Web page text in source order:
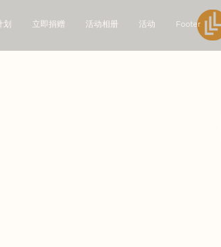
划 立即捐赠 活动相册 活动 Footer